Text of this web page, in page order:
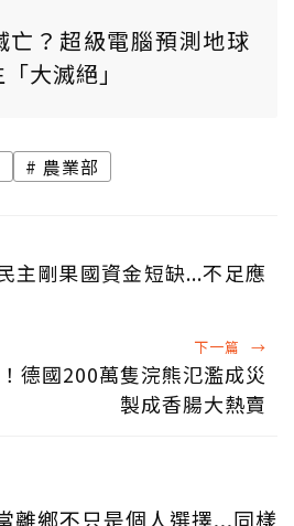
亡？超級電腦預測地球
大滅絕」
農業部
主剛果國資金短缺...不足應
下一篇 →
德國200萬隻浣熊氾濫成災
製成香腸大熱賣
離鄉不只是個人選擇...同樣